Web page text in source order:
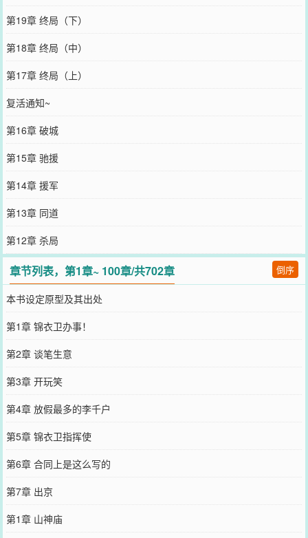
第19章 终局（下）
第18章 终局（中）
第17章 终局（上）
复活通知~
第16章 破城
第15章 驰援
第14章 援军
第13章 同道
第12章 杀局
章节列表，第1章~ 100章/共702章 倒序
本书设定原型及其出处
第1章 锦衣卫办事！
第2章 谈笔生意
第3章 开玩笑
第4章 放假最多的李千户
第5章 锦衣卫指挥使
第6章 合同上是这么写的
第7章 出京
第1章 山神庙